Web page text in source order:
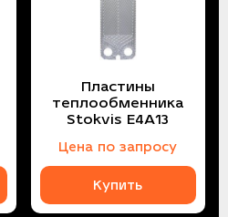
Пластины
теплообменника
Stokvis E4A13
Цена по запросу
Купить